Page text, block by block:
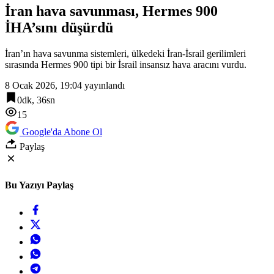
İran hava savunması, Hermes 900
İHA’sını düşürdü
İran’ın hava savunma sistemleri, ülkedeki İran-İsrail gerilimleri
sırasında Hermes 900 tipi bir İsrail insansız hava aracını vurdu.
8 Ocak 2026, 19:04 yayınlandı
0dk, 36sn
15
Google'da Abone Ol
Paylaş
Bu Yazıyı Paylaş